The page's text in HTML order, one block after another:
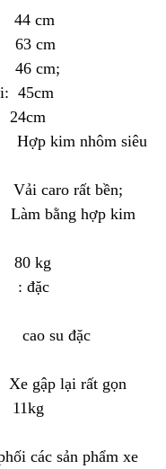
cm
cm
cm;
45cm
nhôm siêu
caro rất bền;
hợp kim
kg
: đặc
su đặc
rất gọn
các sản phẩm xe